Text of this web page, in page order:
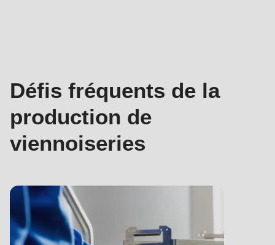
{closure}
()
592
Deprecated
function:
Défis fréquents de la
production de
viennoiseries